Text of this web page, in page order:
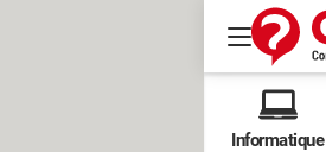
Informatique